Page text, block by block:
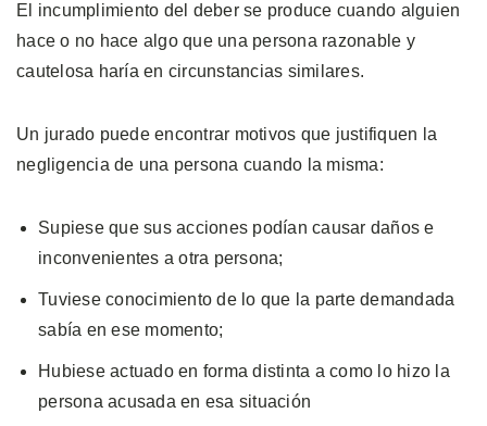
El incumplimiento del deber se produce cuando alguien
hace o no hace algo que una persona razonable y
cautelosa haría en circunstancias similares.
Un jurado puede encontrar motivos que justifiquen la
negligencia de una persona cuando la misma:
Supiese que sus acciones podían causar daños e
inconvenientes a otra persona;
Tuviese conocimiento de lo que la parte demandada
sabía en ese momento;
Hubiese actuado en forma distinta a como lo hizo la
persona acusada en esa situación